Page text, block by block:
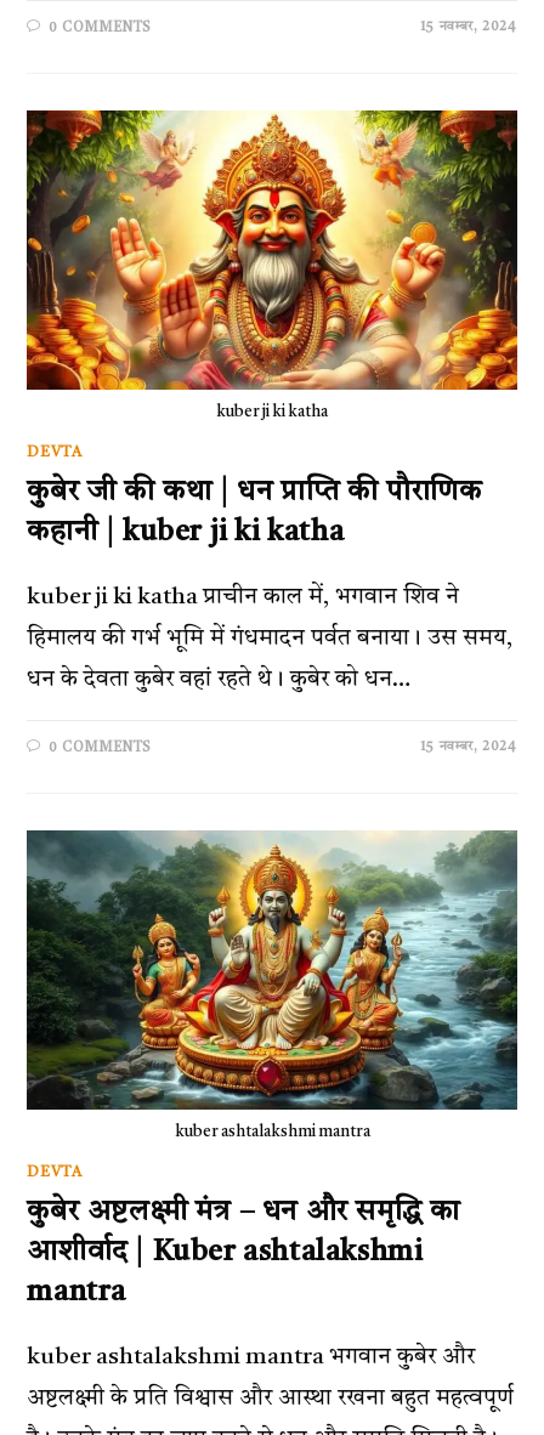
0 COMMENTS 15 नवम्बर, 2024
kuber ji ki katha
DEVTA
कुबेर जी की कथा | धन प्राप्ति की पौराणिक
कहानी | kuber ji ki katha
kuber ji ki katha प्राचीन काल में, भगवान शिव ने
हिमालय की गर्भ भूमि में गंधमादन पर्वत बनाया। उस समय,
धन के देवता कुबेर वहां रहते थे। कुबेर को धन…
0 COMMENTS 15 नवम्बर, 2024
kuber ashtalakshmi mantra
DEVTA
कुबेर अष्टलक्ष्मी मंत्र – धन और समृद्धि का
आशीर्वाद | Kuber ashtalakshmi
mantra
kuber ashtalakshmi mantra भगवान कुबेर और
अष्टलक्ष्मी के प्रति विश्वास और आस्था रखना बहुत महत्वपूर्ण